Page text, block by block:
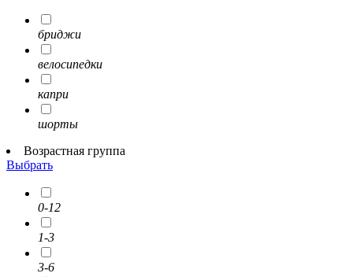
бриджи
велосипедки
капри
шорты
Возрастная группа
Выбрать
0-12
1-3
3-6